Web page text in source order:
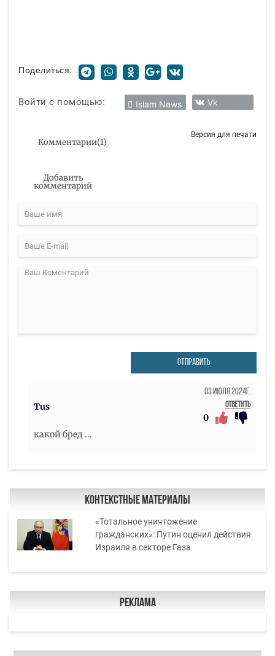
Поделиться:
Войти с помощью: Islam News Vk
Комментарии(1)
Версия для печати
Добавить
комментарий
ОТПРАВИТЬ
Tus
03 Июля 2024г.
Ответить
0
какой бред ...
Контекстные материалы
«Тотальное уничтожение
гражданских»: Путин оценил действия
Израиля в секторе Газа
Реклама